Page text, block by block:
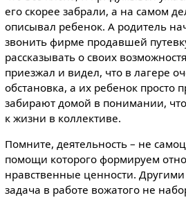
его скорее забрали, а на самом
описывал ребенок. А родитель
звонить фирме продавшей
рассказывать о своих
приезжал и видел, что в лагере
обстановка, а их ребенок просто
забирают домой в понимании,
к жизни в коллективе.
Помните, деятельность – не
помощи которого формируем
нравственные ценности.
задача в работе вожатого не